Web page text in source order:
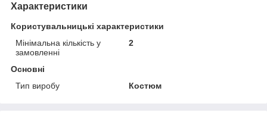
Характеристики
Користувальницькі характеристики
Мінімальна кількість у
замовленні
2
Основні
Тип виробу
Костюм